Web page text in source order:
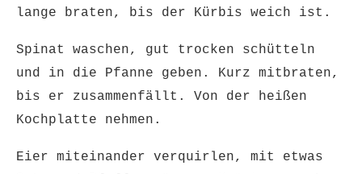
lange braten, bis der Kürbis weich ist.
Spinat waschen, gut trocken schütteln
und in die Pfanne geben. Kurz mitbraten,
bis er zusammenfällt. Von der heißen
Kochplatte nehmen.
Eier miteinander verquirlen, mit etwas